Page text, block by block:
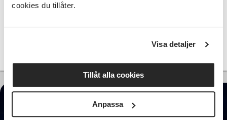
cookies du tillåter.
Visa detaljer
Tillåt alla cookies
Anpassa
18:00